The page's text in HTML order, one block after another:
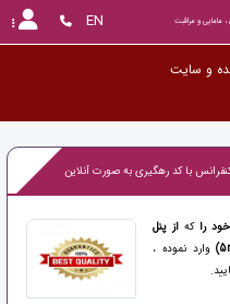
، مامایی و مراقبت EN
شده
را کهاز پنل
وارد نموده ،